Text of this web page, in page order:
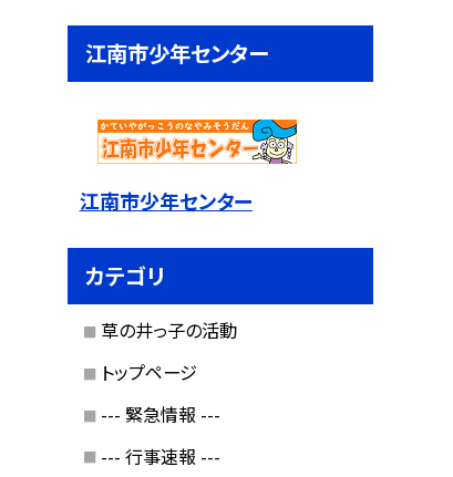
江南市少年センター
江南市少年センター
カテゴリ
草の井っ子の活動
トップページ
--- 緊急情報 ---
--- 行事速報 ---